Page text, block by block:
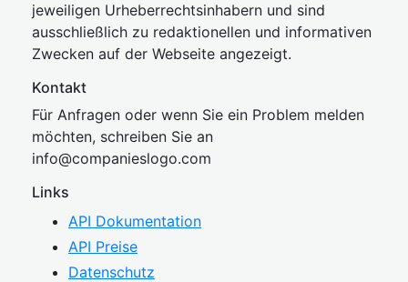
jeweiligen Urheberrechtsinhabern und sind
ausschließlich zu redaktionellen und informativen
Zwecken auf der Webseite angezeigt.
Kontakt
Für Anfragen oder wenn Sie ein Problem melden
möchten, schreiben Sie an
info@companieslogo.com
Links
API Dokumentation
API Preise
Datenschutz